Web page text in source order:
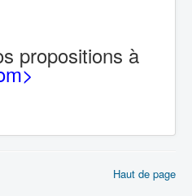
propositions à
Haut de page